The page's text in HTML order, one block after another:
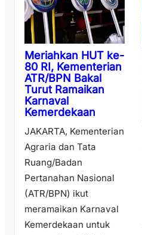
Meriahkan HUT ke-
80 RI, Kementerian
ATR/BPN Bakal
Turut Ramaikan
Karnaval
Kemerdekaan
JAKARTA, Kementerian
Agraria dan Tata
Ruang/Badan
Pertanahan Nasional
(ATR/BPN) ikut
meramaikan Karnaval
Kemerdekaan untuk